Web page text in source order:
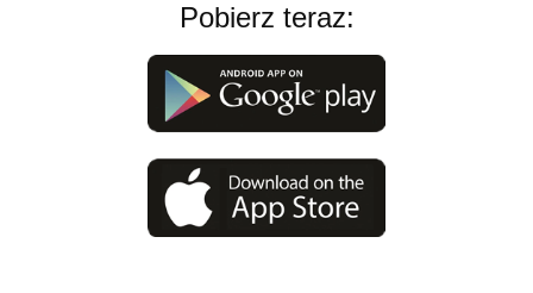
Pobierz teraz: